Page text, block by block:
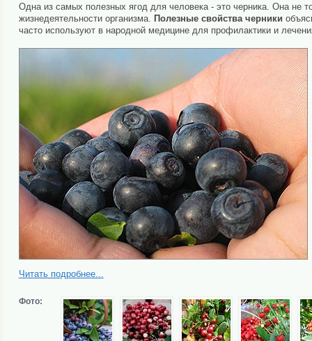
Одна из самых полезных ягод для человека - это черника. Она не
жизнедеятельности организма. Полезные свойства черники
часто используют в народной медицине для профилактики и
Читать подробнее...
Фото: